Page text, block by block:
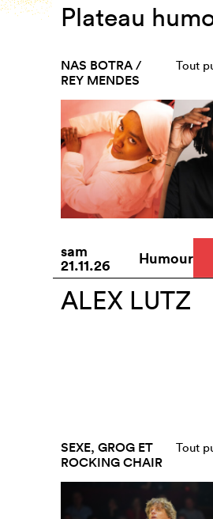
Plateau
NAS BOTRA /
REY MENDES
Tout
sam
21.11.26 Humour
ALEX LUTZ
SEXE, GROG ET
ROCKING CHAIR
Tout